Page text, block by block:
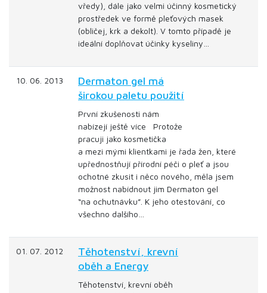
vředy), dále jako velmi účinný kosmetický
prostředek ve formě pleťových masek
(obličej, krk a dekolt). V tomto případě je
ideální doplňovat účinky kyseliny…
10. 06. 2013
Dermaton gel má
širokou paletu použití
První zkušenosti nám
nabízejí ještě více Protože
pracuji jako kosmetička
a mezi mými klientkami je řada žen, které
upřednostňují přírodní péči o pleť a jsou
ochotné zkusit i něco nového, měla jsem
možnost nabídnout jim Dermaton gel
“na ochutnávku”. K jeho otestování, co
všechno dalšího…
01. 07. 2012
Těhotenství, krevní
oběh a Energy
Těhotenství, krevní oběh